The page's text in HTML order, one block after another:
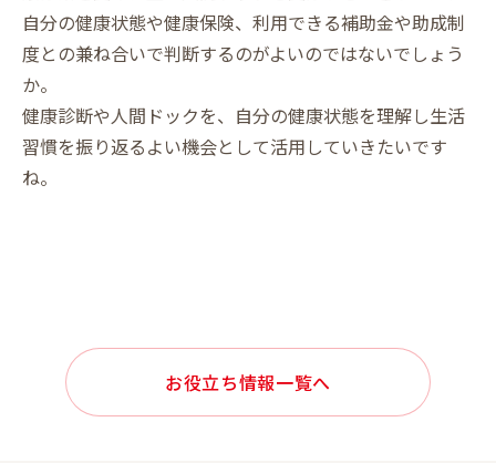
自分の健康状態や健康保険、利用できる補助金や助成制
度との兼ね合いで判断するのがよいのではないでしょう
か。
健康診断や人間ドックを、自分の健康状態を理解し生活
習慣を振り返るよい機会として活用していきたいです
ね。
お役立ち情報一覧へ